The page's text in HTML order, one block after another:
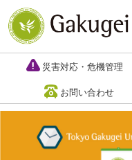
災害対応・危機管理
お問い合わせ